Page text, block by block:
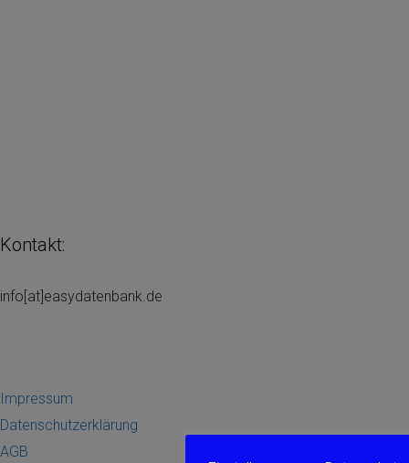
Kontakt:
info[at]easydatenbank.de
Impressum
Datenschutzerklärung
AGB